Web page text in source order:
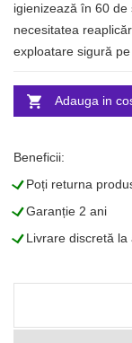
igienizează în 60
necesitatea
exploatare sigură
Adauga in
Beneficii:
LPoți returna
LGaranție 2 ani
LLivrare discretă la